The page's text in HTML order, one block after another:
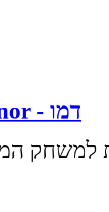
Medal of Honor - דמו